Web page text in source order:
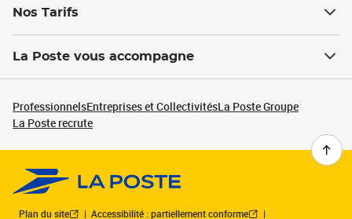
Nos Tarifs
La Poste vous accompagne
ProfessionnelsEntreprises et CollectivitésLa Poste Groupe
La Poste recrute
Plan du site Accessibilité : partiellement conforme